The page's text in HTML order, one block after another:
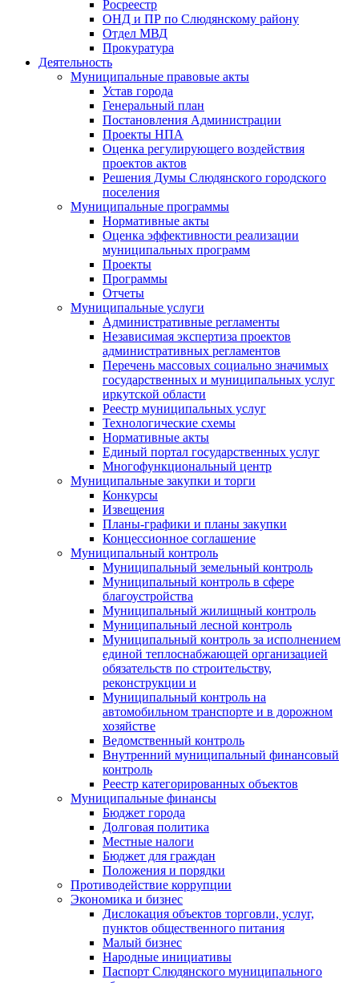
Росреестр
ОНД и ПР по Слюдянскому району
Отдел МВД
Прокуратура
Деятельность
Муниципальные правовые акты
Устав города
Генеральный план
Постановления Администрации
Проекты НПА
Оценка регулирующего воздействия
проектов актов
Решения Думы Слюдянского городского
поселения
Муниципальные программы
Нормативные акты
Оценка эффективности реализации
муниципальных программ
Проекты
Программы
Отчеты
Муниципальные услуги
Административные регламенты
Независимая экспертиза проектов
административных регламентов
Перечень массовых социально значимых
государственных и муниципальных услуг
иркутской области
Реестр муниципальных услуг
Технологические схемы
Нормативные акты
Единый портал государственных услуг
Многофункциональный центр
Муниципальные закупки и торги
Конкурсы
Извещения
Планы-графики и планы закупки
Концессионное соглашение
Муниципальный контроль
Муниципальный земельный контроль
Муниципальный контроль в сфере
благоустройства
Муниципальный жилищный контроль
Муниципальный лесной контроль
Муниципальный контроль за исполнением
единой теплоснабжающей организацией
обязательств по строительству,
реконструкции и
Муниципальный контроль на
автомобильном транспорте и в дорожном
хозяйстве
Ведомственный контроль
Внутренний муниципальный финансовый
контроль
Реестр категорированных объектов
Муниципальные финансы
Бюджет города
Долговая политика
Местные налоги
Бюджет для граждан
Положения и порядки
Противодействие коррупции
Экономика и бизнес
Дислокация объектов торговли, услуг,
пунктов общественного питания
Малый бизнес
Народные инициативы
Паспорт Слюдянского муниципального